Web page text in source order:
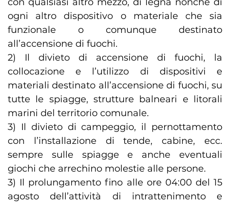
ogni altro dispositivo o materiale che sia
funzionale o comunque destinato
all’accensione di fuochi.
2) Il divieto di accensione di fuochi, la
collocazione e l’utilizzo di dispositivi e
materiali destinato all’accensione di fuochi, su
tutte le spiagge, strutture balneari e litorali
marini del territorio comunale.
3) Il divieto di campeggio, il pernottamento
con l’installazione di tende, cabine, ecc.
sempre sulle spiagge e anche eventuali
giochi che arrechino molestie alle persone.
3) Il prolungamento fino alle ore 04:00 del 15
agosto dell’attività di intrattenimento e